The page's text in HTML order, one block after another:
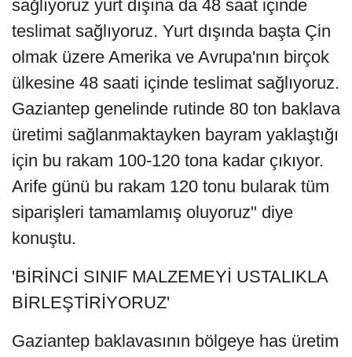
sağlıyoruz yurt dışına da 48 saat içinde
teslimat sağlıyoruz. Yurt dışında başta Çin
olmak üzere Amerika ve Avrupa'nın birçok
ülkesine 48 saati içinde teslimat sağlıyoruz.
Gaziantep genelinde rutinde 80 ton baklava
üretimi sağlanmaktayken bayram yaklaştığı
için bu rakam 100-120 tona kadar çıkıyor.
Arife günü bu rakam 120 tonu bularak tüm
siparişleri tamamlamış oluyoruz" diye
konuştu.
'BİRİNCİ SINIF MALZEMEYİ USTALIKLA
BİRLEŞTİRİYORUZ'
Gaziantep baklavasının bölgeye has üretim